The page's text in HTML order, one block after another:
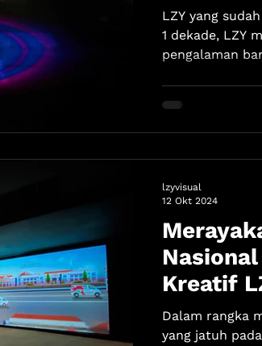
LZY yang
1 dekade, LZY
pengalaman
Kreatif
Mapping
Dalam rangka
yang jatuh
lzyvisual
12 Okt 2024